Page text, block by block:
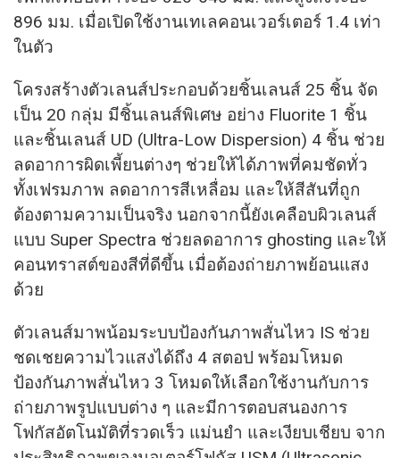
896 มม. เมื่อเปิดใช้งานเทเลคอนเวอร์เตอร์ 1.4 เท่า
ในตัว
โครงสร้างตัวเลนส์ประกอบด้วยชิ้นเลนส์ 25 ชิ้น จัด
เป็น 20 กลุ่ม มีชิ้นเลนส์พิเศษ อย่าง Fluorite 1 ชิ้น
และชิ้นเลนส์ UD (Ultra-Low Dispersion) 4 ชิ้น ช่วย
ลดอาการผิดเพี้ยนต่างๆ ช่วยให้ได้ภาพที่คมชัดทั่ว
ทั้งเฟรมภาพ ลดอาการสีเหลื่อม และให้สีสันที่ถูก
ต้องตามความเป็นจริง นอกจากนี้ยังเคลือบผิวเลนส์
แบบ Super Spectra ช่วยลดอาการ ghosting และให้
คอนทราสต์ของสีที่ดีขึ้น เมื่อต้องถ่ายภาพย้อนแสง
ด้วย
ตัวเลนส์มาพน้อมระบบป้องกันภาพสั่นไหว IS ช่วย
ชดเชยความไวแสงได้ถึง 4 สตอป พร้อมโหมด
ป้องกันภาพสั่นไหว 3 โหมดให้เลือกใช้งานกับการ
ถ่ายภาพรูปแบบต่าง ๆ และมีการตอบสนองการ
โฟกัสอัตโนมัติที่รวดเร็ว แม่นยำ และเงียบเชียบ จาก